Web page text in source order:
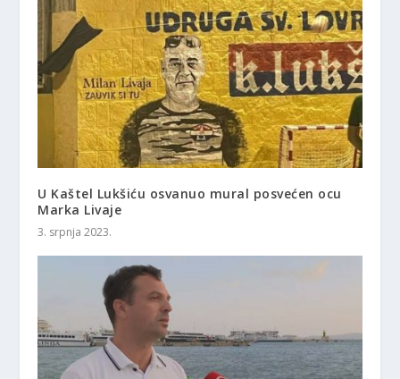
U Kaštel Lukšiću osvanuo mural posvećen ocu
Marka Livaje
3. srpnja 2023.